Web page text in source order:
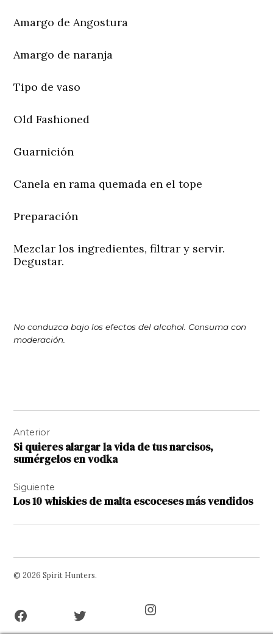
Amargo de Angostura
Amargo de naranja
Tipo de vaso
Old Fashioned
Guarnición
Canela en rama quemada en el tope
Preparación
Mezclar los ingredientes, filtrar y servir.
Degustar.
No conduzca bajo los efectos del alcohol. Consuma con
moderación.
de
entradas
Anterior
Si quieres alargar la vida de tus narcisos,
sumérgelos en vodka
Siguiente
Los 10 whiskies de malta escoceses más vendidos
© 2026 Spirit Hunters.